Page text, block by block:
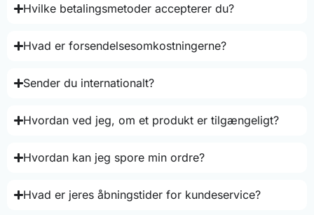
Hvilke betalingsmetoder accepterer du?
Hvad er forsendelsesomkostningerne?
Sender du internationalt?
Hvordan ved jeg, om et produkt er tilgængeligt?
Hvordan kan jeg spore min ordre?
Hvad er jeres åbningstider for kundeservice?